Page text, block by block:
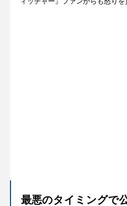
ィッチャー』ファンからも怒りを
最悪のタイミングで